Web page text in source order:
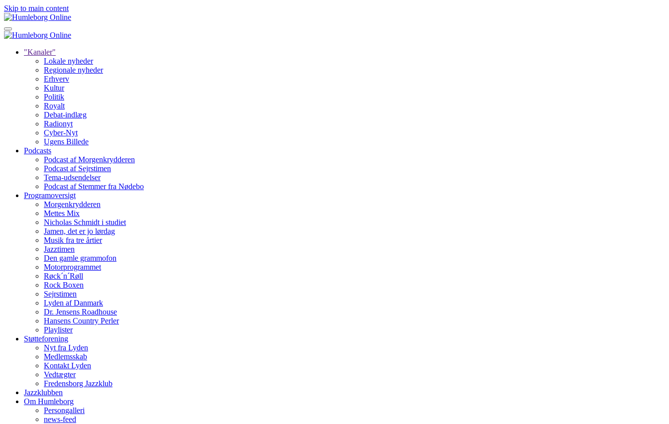
Skip to main content
"Kanaler"
Lokale nyheder
Regionale nyheder
Erhverv
Kultur
Politik
Royalt
Debat-indlæg
Radionyt
Cyber-Nyt
Ugens Billede
Podcasts
Podcast af Morgenkrydderen
Podcast af Sejrstimen
Tema-udsendelser
Podcast af Stemmer fra Nødebo
Programoversigt
Morgenkrydderen
Mettes Mix
Nicholas Schmidt i studiet
Jamen, det er jo lørdag
Musik fra tre årtier
Jazztimen
Den gamle grammofon
Motorprogrammet
Røck´n´Røll
Rock Boxen
Sejrstimen
Lyden af Danmark
Dr. Jensens Roadhouse
Hansens Country Perler
Playlister
Støtteforening
Nyt fra Lyden
Medlemsskab
Kontakt Lyden
Vedtægter
Fredensborg Jazzklub
Jazzklubben
Om Humleborg
Persongalleri
news-feed